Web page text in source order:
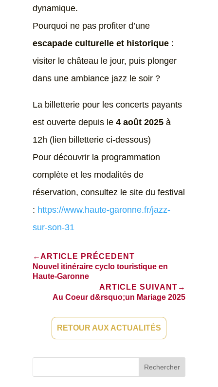
dynamique.
Pourquoi ne pas profiter d’une
escapade culturelle et historique :
visiter le château le jour, puis plonger
dans une ambiance jazz le soir ?
La billetterie pour les concerts payants
est ouverte depuis le4 août 2025 à
12h (lien billetterie ci-dessous)
Pour découvrir la programmation
complète et les modalités de
réservation, consultez le site du festival
: https://www.haute-garonne.fr/jazz-
sur-son-31
←ARTICLE PRÉCEDENT
Nouvel itinéraire cyclo touristique en
Haute-Garonne
ARTICLE SUIVANT →
Au Coeur d&rsquo;un Mariage 2025
RETOUR AUX ACTUALITÉS
Rechercher